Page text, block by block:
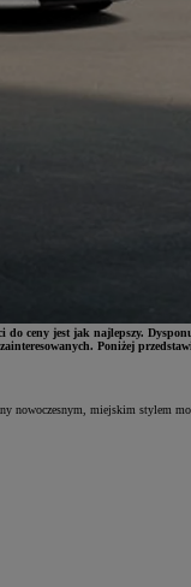
ceny jest jak najlepszy.
Poniżej
nowoczesnym, miejskim stylem